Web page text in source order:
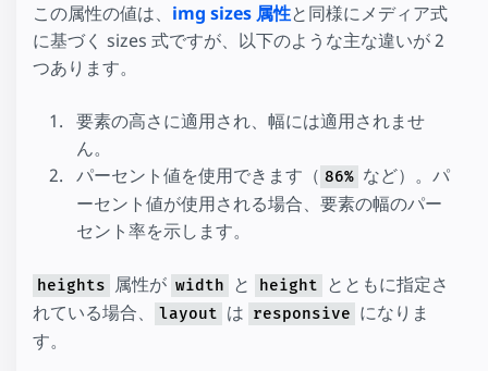
この属性の値は、 img sizes 属性と同様にメディア式
に基づく sizes 式ですが、以下のような主な違いが 2
つあります。
要素の高さに適用され、幅には適用されませ
ん。
パーセント値を使用できます（ 86% など）。パ
ーセント値が使用される場合、要素の幅のパー
セント率を示します。
heights 属性が width と height
とともに指定さ
れている場合、
layout は responsive になりま
す。